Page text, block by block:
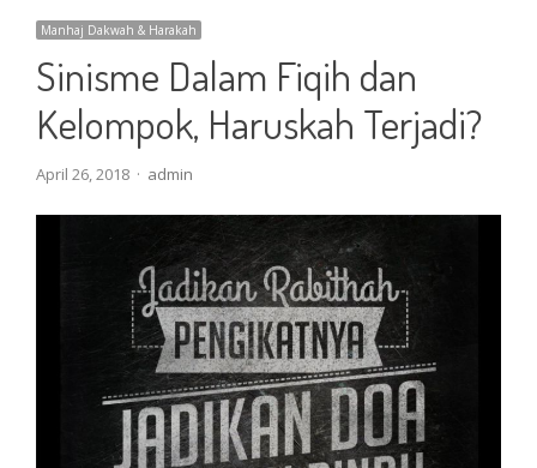
Manhaj Dakwah & Harakah
Sinisme Dalam Fiqih dan
Kelompok, Haruskah Terjadi?
April 26, 2018 Author
admin